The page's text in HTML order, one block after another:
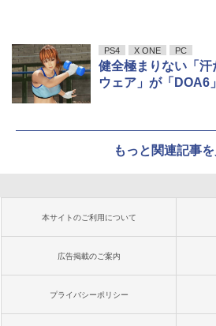
PS4 X ONE PC
健全極まりない「
ウェア」が「DOA6
もっと関連記事
本サイトのご利用について
広告掲載のご案内
プライバシーポリシー